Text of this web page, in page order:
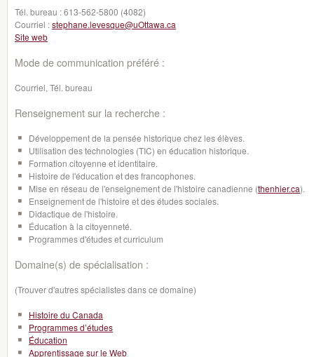
Tél. bureau :613-562-5800 (4082)
Courriel :stephane.levesque@uOttawa.ca
Site web
Mode de communication préféré :
Courriel, Tél. bureau
Renseignement sur la recherche :
Développement de la pensée historique chez les élèves.
Utilisation des technologies (TIC) en éducation historique.
Formation citoyenne et identitaire.
Histoire de l'éducation et des francophones.
Mise en réseau de l'enseignement de l'histoire canadienne (thenhier.ca).
Enseignement de l'histoire et des études sociales.
Didactique de l'histoire.
Éducation à la citoyenneté.
Programmes d'études et curriculum
Domaine(s) de spécialisation :
(Trouver d'autres spécialistes dans ce domaine)
Histoire du Canada
Programmes d’études
Éducation
Apprentissage sur le Web